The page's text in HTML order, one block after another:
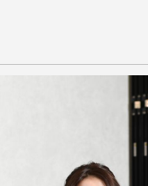
関連サービス